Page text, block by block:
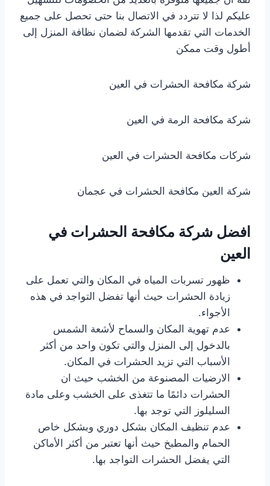
عليكم لذا لا تتردد في الاتصال بنا حتى تحصل على جميع
الخدمات التي تقدمها الشركة لضمان نظافة المنزل إلى
أطول وقت ممكن
شركة مكافحة الحشرات في العين
شركة مكافحة الرمة في العين
شركات مكافحة الحشرات في العين
شركة العين مكافحة الحشرات في عجمان
افضل شركة مكافحة الحشرات في
العين
ظهور تسربات المياه في المكان والتي تعمل على
زيادة الحشرات حيث أنها تفضل التواجد في هذه
الأجواء.
عدم تهوية المكان والسماح لأشعة الشمس
بالدخول إلى المنزل والتي تكون واحد من أكثر
الأسباب التي تزيد الحشرات في المكان.
الارضيات المصنوعة من الخشب حيث ان
الحشرات دائمًا ما تتغذى على الخشب وعلى مادة
السليلوز التي توجد بها.
عدم تنظيف المكان بشكل دوري وبشكل خاص
الحمام والمطبخ حيث أنها تعتبر من أكثر الأماكن
التي يفضل الحشرات التواجد بها.